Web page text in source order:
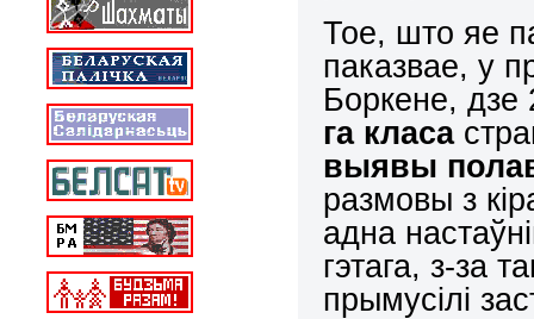
Тое, што яе
паказвае, у
Боркене, дзе
га класа
выявы
размовы з
адна
гэтага, з-за
прымусілі